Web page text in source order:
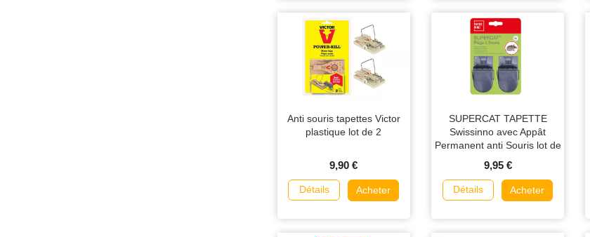
Anti souris tapettes Victor
plastique lot de 2
9,90 €
Détails Acheter
SUPERCAT TAPETTE
Swissinno avec Appât
Permanent anti Souris lot de
9,95 €
Détails Acheter